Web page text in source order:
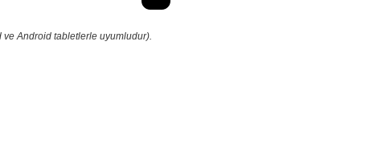
ve Android tabletlerle uyumludur).